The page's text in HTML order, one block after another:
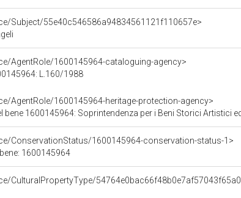
Subject/55e40c546586a94834561121f110657e>
AgentRole/1600145964-cataloguing-agency>
L.160/1988
AgentRole/1600145964-heritage-protection-agency>
bene 1600145964: Soprintendenza per i Beni Storici Artistici
ConservationStatus/1600145964-conservation-status-1>
1600145964
CulturalPropertyType/